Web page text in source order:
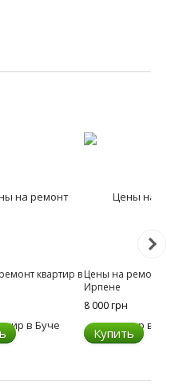
квартир вЦены на ремонт
Ирпене
8 000 грн
Купить